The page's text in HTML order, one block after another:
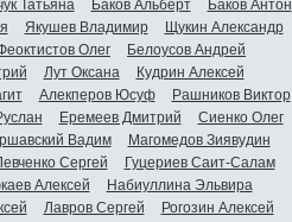
Татьяна Баков Альберт
Баков Антон
Якушев Владимир
Щукин Александр
Олег
Белоусов Андрей
Лут Оксана
Кудрин Алексей
Алекперов Юсуф
Рашников Виктор
Еремеев Дмитрий
Сиенко Олег
Вадим
Магомедов Зиявудин
Сергей
Гуцериев Саит-Салам
Алексей
Набиуллина Эльвира
Лавров Сергей
Рогозин Алексей